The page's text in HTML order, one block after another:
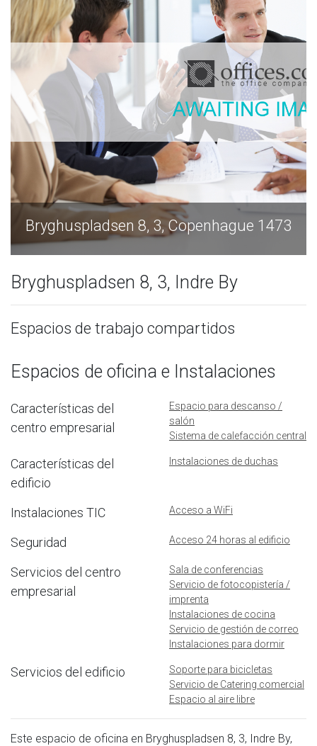
Bryghuspladsen 8, 3, Copenhague 1473
Bryghuspladsen 8, 3, Indre By
Espacios de trabajo compartidos
Espacios de oficina e Instalaciones
Características del
centro empresarial
Espacio para descanso /
salón
Sistema de calefacción central
Características del
edificio
Instalaciones de duchas
Instalaciones TIC Acceso a WiFi
Seguridad Acceso 24 horas al edificio
Servicios del centro
empresarial
Sala de conferencias
Servicio de fotocopistería /
imprenta
Instalaciones de cocina
Servicio de gestión de correo
Instalaciones para dormir
Servicios del edificio
Soporte para bicicletas
Servicio de Catering comercial
Espacio al aire libre
Este espacio de oficina en Bryghuspladsen 8, 3, Indre By,